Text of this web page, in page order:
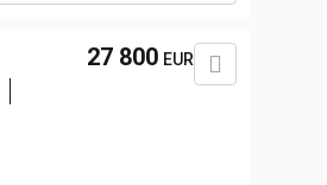
27 800 EUR